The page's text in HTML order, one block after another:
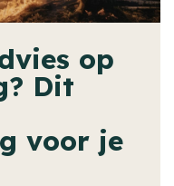
op
Dit
voor je